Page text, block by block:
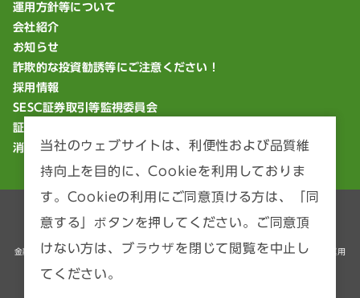
運用方針等について
会社紹介
お知らせ
詐欺的な投資勧誘等にご注意ください！
採用情報
SESC証券取引等監視委員会
証券統計ポータルサイト
消費者庁「18歳から大人」
重要な方針等について サイトマップ
金融商品取引業者 関東財務局長（金商）第426号 加入協会：一般社団法人 資産運用
当社のウェブサイトは、利便性および品質維
持向上を目的に、Cookieを利用しておりま
す。Cookieの利用にご同意頂ける方は、「同
意する」ボタンを押してください。ご同意頂
けない方は、ブラウザを閉じて閲覧を中止し
てください。